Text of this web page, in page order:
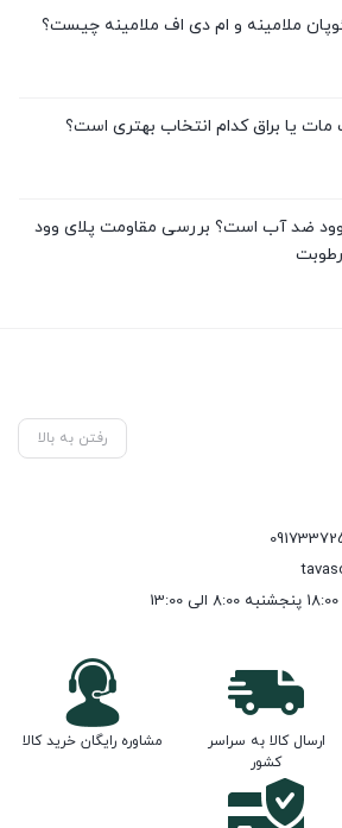
ملامینه و ام دی اف ملامینه چیست؟
یا براق کدام انتخاب بهتری است؟
وود ضد آب است؟ بررسی مقاومت پلای وود
رطوبت
رفتن به بالا
ارسال کالا به سراسر
کشور
مشاوره رایگان خرید کالا